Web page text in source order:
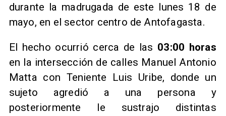
durante la madrugada de este lunes 18 de
mayo, en el sector centro de Antofagasta.
​El hecho ocurrió cerca de las 03:00 horas
en la intersección de calles Manuel Antonio
Matta con Teniente Luis Uribe, donde un
sujeto agredió a una persona y
posteriormente le sustrajo distintas